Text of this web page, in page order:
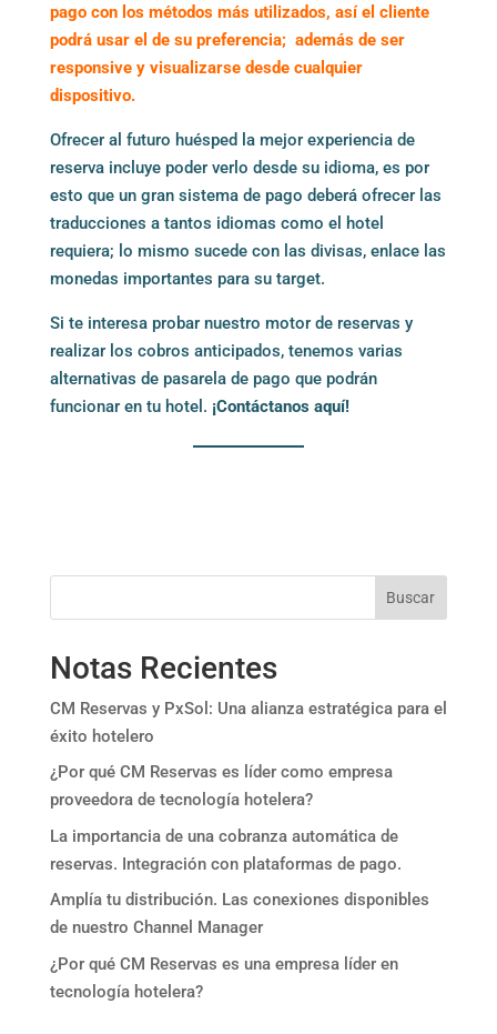
pago con los métodos más utilizados, así el cliente
podrá usar el de su preferencia; además de ser
responsive y visualizarse desde cualquier
dispositivo.
Ofrecer al futuro huésped la mejor experiencia de
reserva incluye poder verlo desde su idioma, es por
esto que un gran sistema de pago deberá ofrecer las
traducciones a tantos idiomas como el hotel
requiera; lo mismo sucede con las divisas, enlace las
monedas importantes para su target.
Si te interesa probar nuestro motor de reservas y
realizar los cobros anticipados, tenemos varias
alternativas de pasarela de pago que podrán
funcionar en tu hotel. ¡Contáctanos aquí!
Buscar
Notas Recientes
CM Reservas y PxSol: Una alianza estratégica para el
éxito hotelero
¿Por qué CM Reservas es líder como empresa
proveedora de tecnología hotelera?
La importancia de una cobranza automática de
reservas. Integración con plataformas de pago.
Amplía tu distribución. Las conexiones disponibles
de nuestro Channel Manager
¿Por qué CM Reservas es una empresa líder en
tecnología hotelera?